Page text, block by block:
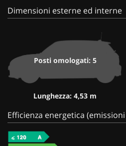
Dimensioni esterne ed interne
Posti omologati: 5
Lunghezza: 4,53 m
Efficienza energetica